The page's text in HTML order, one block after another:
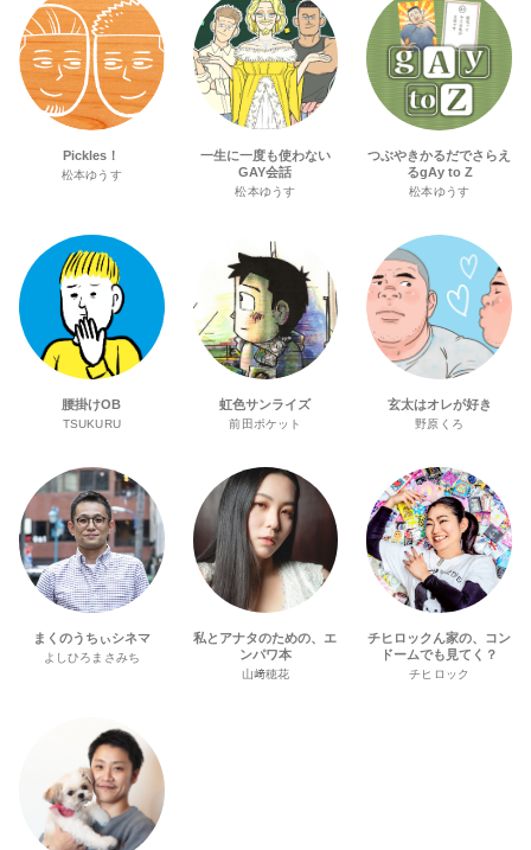
Pickles！
松本ゆうす
一生に一度も使わない
GAY会話
松本ゆうす
つぶやきかるだでさらえ
るgAy to Z
松本ゆうす
腰掛けOB
TSUKURU
虹色サンライズ
前田ポケット
玄太はオレが好き
野原くろ
まくのうちぃシネマ
よしひろまさみち
私とアナタのための、エ
ンパワ本
山﨑穂花
チヒロックん家の、コン
ドームでも見てく？
チヒロック